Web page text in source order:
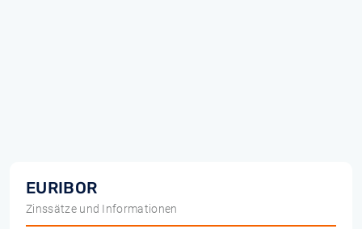
EURIBOR
Zinssätze und Informationen